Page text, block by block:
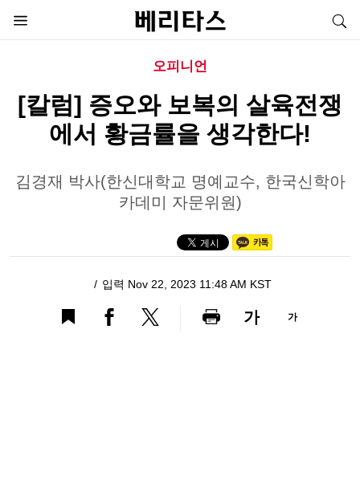
오피니언
[칼럼] 증오와 보복의 살육전쟁
에서 황금률을 생각한다!
김경재 박사(한신대학교 명예교수, 한국신학아
카데미 자문위원)
입력 Nov 22, 2023 11:48 AM KST
가 가